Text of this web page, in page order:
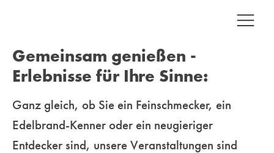
Gemeinsam genießen -
Erlebnisse für Ihre Sinne:
Ganz gleich, ob Sie ein Feinschmecker, ein
Edelbrand-Kenner oder ein neugieriger
Entdecker sind, unsere Veranstaltungen sind